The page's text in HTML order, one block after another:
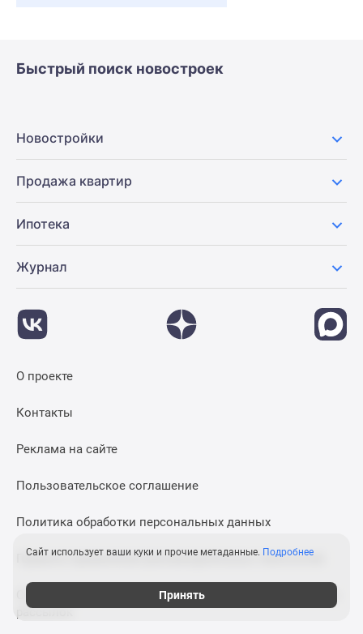
Быстрый поиск новостроек
Новостройки
Продажа квартир
Ипотека
Журнал
О проекте
Контакты
Реклама на сайте
Пользовательское соглашение
Политика обработки персональных данных
Правила применения рекомендательных технологий
Согласие на получение информационных и рекламных
рассылок
Сайт использует ваши куки и прочие метаданные. Подробнее
Принять